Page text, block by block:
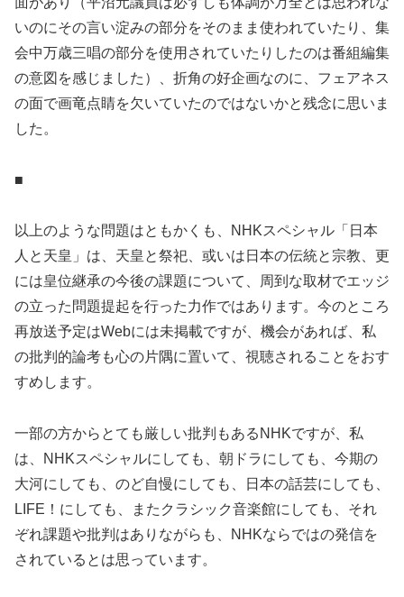
いのにその言い淀みの部分をそのまま使われていたり、集
会中万歳三唱の部分を使用されていたりしたのは番組編集
の意図を感じました）、折角の好企画なのに、フェアネス
の面で画竜点睛を欠いていたのではないかと残念に思いま
した。
■
以上のような問題はともかくも、NHKスペシャル「日本
人と天皇」は、天皇と祭祀、或いは日本の伝統と宗教、更
には皇位継承の今後の課題について、周到な取材でエッジ
の立った問題提起を行った力作ではあります。今のところ
再放送予定はWebには未掲載ですが、機会があれば、私
の批判的論考も心の片隅に置いて、視聴されることをおす
すめします。
一部の方からとても厳しい批判もあるNHKですが、私
は、NHKスペシャルにしても、朝ドラにしても、今期の
大河にしても、のど自慢にしても、日本の話芸にしても、
LIFE！にしても、またクラシック音楽館にしても、それ
ぞれ課題や批判はありながらも、NHKならではの発信を
されているとは思っています。